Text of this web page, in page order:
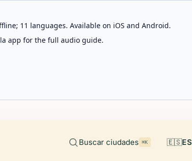
11 languages. Available on iOS and Android.
app for the full audio guide.
Buscar ciudades ⌘K 🇪🇸ES